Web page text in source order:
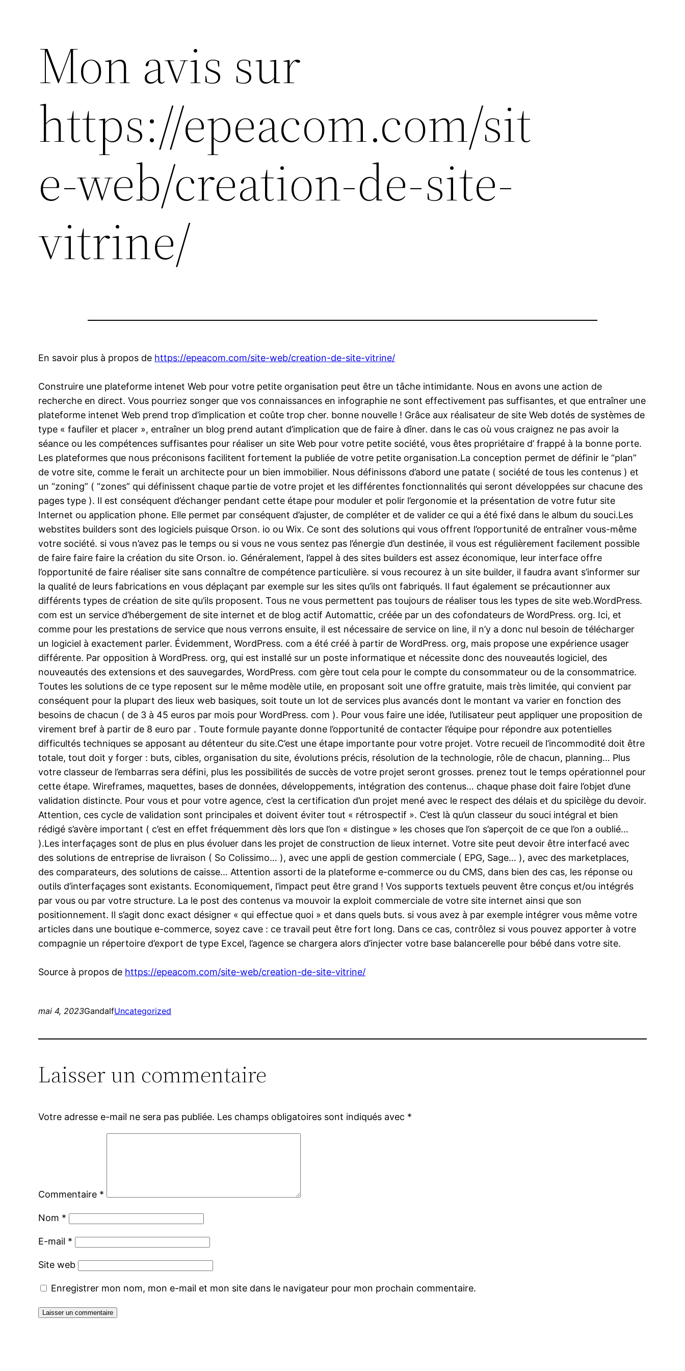
Mon avis sur
https://epeacom.com/sit
e-web/creation-de-site-
vitrine/
En savoir plus à propos de https://epeacom.com/site-web/creation-de-site-vitrine/
Construire une plateforme intenet Web pour votre petite organisation peut être un tâche intimidante. Nous en avons une action de
recherche en direct. Vous pourriez songer que vos connaissances en infographie ne sont effectivement pas suffisantes, et que entraîner une
plateforme intenet Web prend trop d’implication et coûte trop cher. bonne nouvelle ! Grâce aux réalisateur de site Web dotés de systèmes de
type « faufiler et placer », entraîner un blog prend autant d’implication que de faire à dîner. dans le cas où vous craignez ne pas avoir la
séance ou les compétences suffisantes pour réaliser un site Web pour votre petite société, vous êtes propriétaire d’ frappé à la bonne porte.
Les plateformes que nous préconisons facilitent fortement la publiée de votre petite organisation.La conception permet de définir le “plan”
de votre site, comme le ferait un architecte pour un bien immobilier. Nous définissons d’abord une patate ( société de tous les contenus ) et
un “zoning” ( “zones” qui définissent chaque partie de votre projet et les différentes fonctionnalités qui seront développées sur chacune des
pages type ). Il est conséquent d’échanger pendant cette étape pour moduler et polir l’ergonomie et la présentation de votre futur site
Internet ou application phone. Elle permet par conséquent d’ajuster, de compléter et de valider ce qui a été fixé dans le album du souci.Les
webstites builders sont des logiciels puisque Orson. io ou Wix. Ce sont des solutions qui vous offrent l’opportunité de entraîner vous-même
votre société. si vous n’avez pas le temps ou si vous ne vous sentez pas l’énergie d’un destinée, il vous est régulièrement facilement possible
de faire faire faire la création du site Orson. io. Généralement, l’appel à des sites builders est assez économique, leur interface offre
l’opportunité de faire réaliser site sans connaître de compétence particulière. si vous recourez à un site builder, il faudra avant s’informer sur
la qualité de leurs fabrications en vous déplaçant par exemple sur les sites qu’ils ont fabriqués. Il faut également se précautionner aux
différents types de création de site qu’ils proposent. Tous ne vous permettent pas toujours de réaliser tous les types de site web.WordPress.
com est un service d’hébergement de site internet et de blog actif Automattic, créée par un des cofondateurs de WordPress. org. Ici, et
comme pour les prestations de service que nous verrons ensuite, il est nécessaire de service on line, il n’y a donc nul besoin de télécharger
un logiciel à exactement parler. Évidemment, WordPress. com a été créé à partir de WordPress. org, mais propose une expérience usager
différente. Par opposition à WordPress. org, qui est installé sur un poste informatique et nécessite donc des nouveautés logiciel, des
nouveautés des extensions et des sauvegardes, WordPress. com gère tout cela pour le compte du consommateur ou de la consommatrice.
Toutes les solutions de ce type reposent sur le même modèle utile, en proposant soit une offre gratuite, mais très limitée, qui convient par
conséquent pour la plupart des lieux web basiques, soit toute un lot de services plus avancés dont le montant va varier en fonction des
besoins de chacun ( de 3 à 45 euros par mois pour WordPress. com ). Pour vous faire une idée, l’utilisateur peut appliquer une proposition de
virement bref à partir de 8 euro par . Toute formule payante donne l’opportunité de contacter l’équipe pour répondre aux potentielles
difficultés techniques se apposant au détenteur du site.C’est une étape importante pour votre projet. Votre recueil de l’incommodité doit être
totale, tout doit y forger : buts, cibles, organisation du site, évolutions précis, résolution de la technologie, rôle de chacun, planning… Plus
votre classeur de l’embarras sera défini, plus les possibilités de succès de votre projet seront grosses. prenez tout le temps opérationnel pour
cette étape. Wireframes, maquettes, bases de données, développements, intégration des contenus… chaque phase doit faire l’objet d’une
validation distincte. Pour vous et pour votre agence, c’est la certification d’un projet mené avec le respect des délais et du spicilège du devoir.
Attention, ces cycle de validation sont principales et doivent éviter tout « rétrospectif ». C’est là qu’un classeur du souci intégral et bien
rédigé s’avère important ( c’est en effet fréquemment dès lors que l’on « distingue » les choses que l’on s’aperçoit de ce que l’on a oublié…
).Les interfaçages sont de plus en plus évoluer dans les projet de construction de lieux internet. Votre site peut devoir être interfacé avec
des solutions de entreprise de livraison ( So Colissimo… ), avec une appli de gestion commerciale ( EPG, Sage… ), avec des marketplaces,
des comparateurs, des solutions de caisse… Attention assorti de la plateforme e-commerce ou du CMS, dans bien des cas, les réponse ou
outils d’interfaçages sont existants. Economiquement, l’impact peut être grand ! Vos supports textuels peuvent être conçus et/ou intégrés
par vous ou par votre structure. La le post des contenus va mouvoir la exploit commerciale de votre site internet ainsi que son
positionnement. Il s’agit donc exact désigner « qui effectue quoi » et dans quels buts. si vous avez à par exemple intégrer vous même votre
articles dans une boutique e-commerce, soyez cave : ce travail peut être fort long. Dans ce cas, contrôlez si vous pouvez apporter à votre
compagnie un répertoire d’export de type Excel, l’agence se chargera alors d’injecter votre base balancerelle pour bébé dans votre site.
Source à propos de https://epeacom.com/site-web/creation-de-site-vitrine/
mai 4, 2023GandalfUncategorized
Laisser un commentaire
Votre adresse e-mail ne sera pas publiée. Les champs obligatoires sont indiqués avec *
Commentaire *
Nom *
E-mail *
Site web
Enregistrer mon nom, mon e-mail et mon site dans le navigateur pour mon prochain commentaire.